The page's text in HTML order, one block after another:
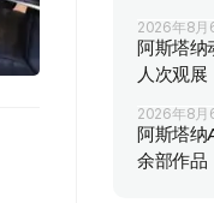
2026年8月
阿斯塔纳
人次观展
2026年8月
阿斯塔纳
余部作品